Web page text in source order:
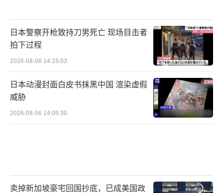
一些人的猜测和炒作，俄罗斯自然也看在
眼里。
所以，我们看到，在与王毅会见时，俄外
长拉夫罗夫也郑重表态，
面对当前错综复杂的国际局势，俄中密切
面对动荡不定的国际局势，俄中双方应持
日本警察开枪致持刀男死亡 现场目击者
拍下过程
2026-08-06 14:35:03
日本动漫封面白皮书抹黑中国 渲染虚假
威胁
2026-08-06 14:09:30
卖掉新加坡豪宅回国抄底，已成美国政